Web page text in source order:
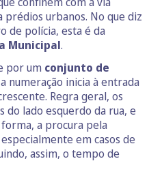
prédios urbanos. No que diz
de polícia, esta é da
Municipal.
por um conjunto de
numeração inicia à entrada
Regra geral, os
do lado esquerdo da rua, e
a procura pela
em casos de
assim, o tempo de